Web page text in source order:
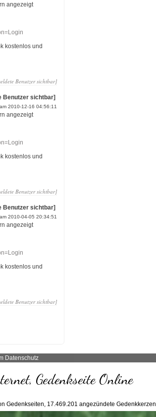
angezeigt
kostenlos und
Benutzer sichtbar]
Benutzer sichtbar]
2010-12-16 04:56:11
angezeigt
kostenlos und
Benutzer sichtbar]
Benutzer sichtbar]
2010-04-05 20:34:51
angezeigt
kostenlos und
Benutzer sichtbar]
Datenschutz
Gedenkseite Online
Gedenkseiten, 17.469.201 angezündete Gedenkkerzen